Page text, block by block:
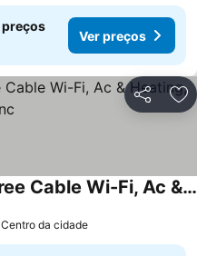
preços
Ver preços
Partilhar
Villa, Sea Views, Pool, Free Cable Wi-Fi, Ac & Heating, All Inc
da cidade